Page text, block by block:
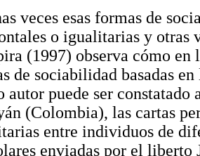
veces esas formas de
o igualitarias y otras
(1997) observa cómo
de sociabilidad basadas
autor puede ser constatado
(Colombia), las cartas
entre individuos de
enviadas por el liberto